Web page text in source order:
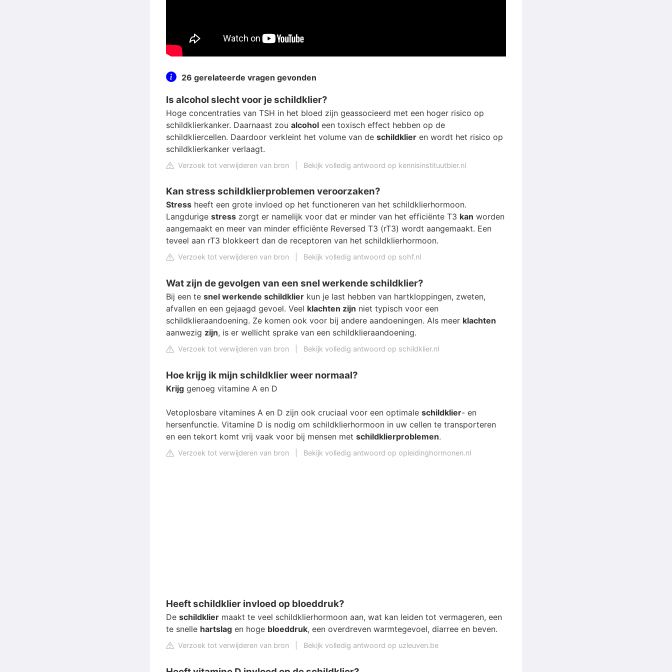
26 gerelateerde vragen gevonden
Is alcohol slecht voor je schildklier?
Hoge concentraties van TSH in het bloed zijn geassocieerd met een hoger risico op
schildklierkanker. Daarnaast zou alcohol een toxisch effect hebben op de
schildkliercellen. Daardoor verkleint het volume van de schildklier en wordt het risico op
schildklierkanker verlaagt.
Verzoek tot verwijderen van bron Bekijk volledig antwoord op kennisinstituutbier.nl
Kan stress schildklierproblemen veroorzaken?
Stress heeft een grote invloed op het functioneren van het schildklierhormoon.
Langdurige stress zorgt er namelijk voor dat er minder van het efficiënte T3 kan worden
aangemaakt en meer van minder efficiënte Reversed T3 (rT3) wordt aangemaakt. Een
teveel aan rT3 blokkeert dan de receptoren van het schildklierhormoon.
Verzoek tot verwijderen van bron Bekijk volledig antwoord op sohf.nl
Wat zijn de gevolgen van een snel werkende schildklier?
Bij een te snel werkende schildklier kun je last hebben van hartkloppingen, zweten,
afvallen en een gejaagd gevoel. Veel klachten zijn niet typisch voor een
schildklieraandoening. Ze komen ook voor bij andere aandoeningen. Als meer klachten
aanwezig zijn, is er wellicht sprake van een schildklieraandoening.
Verzoek tot verwijderen van bron Bekijk volledig antwoord op schildklier.nl
Hoe krijg ik mijn schildklier weer normaal?
Krijg genoeg vitamine A en D
Vetoplosbare vitamines A en D zijn ook cruciaal voor een optimale schildklier- en
hersenfunctie. Vitamine D is nodig om schildklierhormoon in uw cellen te transporteren
en een tekort komt vrij vaak voor bij mensen met schildklierproblemen.
Verzoek tot verwijderen van bron Bekijk volledig antwoord op opleidinghormonen.nl
Heeft schildklier invloed op bloeddruk?
De schildklier maakt te veel schildklierhormoon aan, wat kan leiden tot vermageren, een
te snelle hartslag en hoge bloeddruk, een overdreven warmtegevoel, diarree en beven.
Verzoek tot verwijderen van bron Bekijk volledig antwoord op uzleuven.be